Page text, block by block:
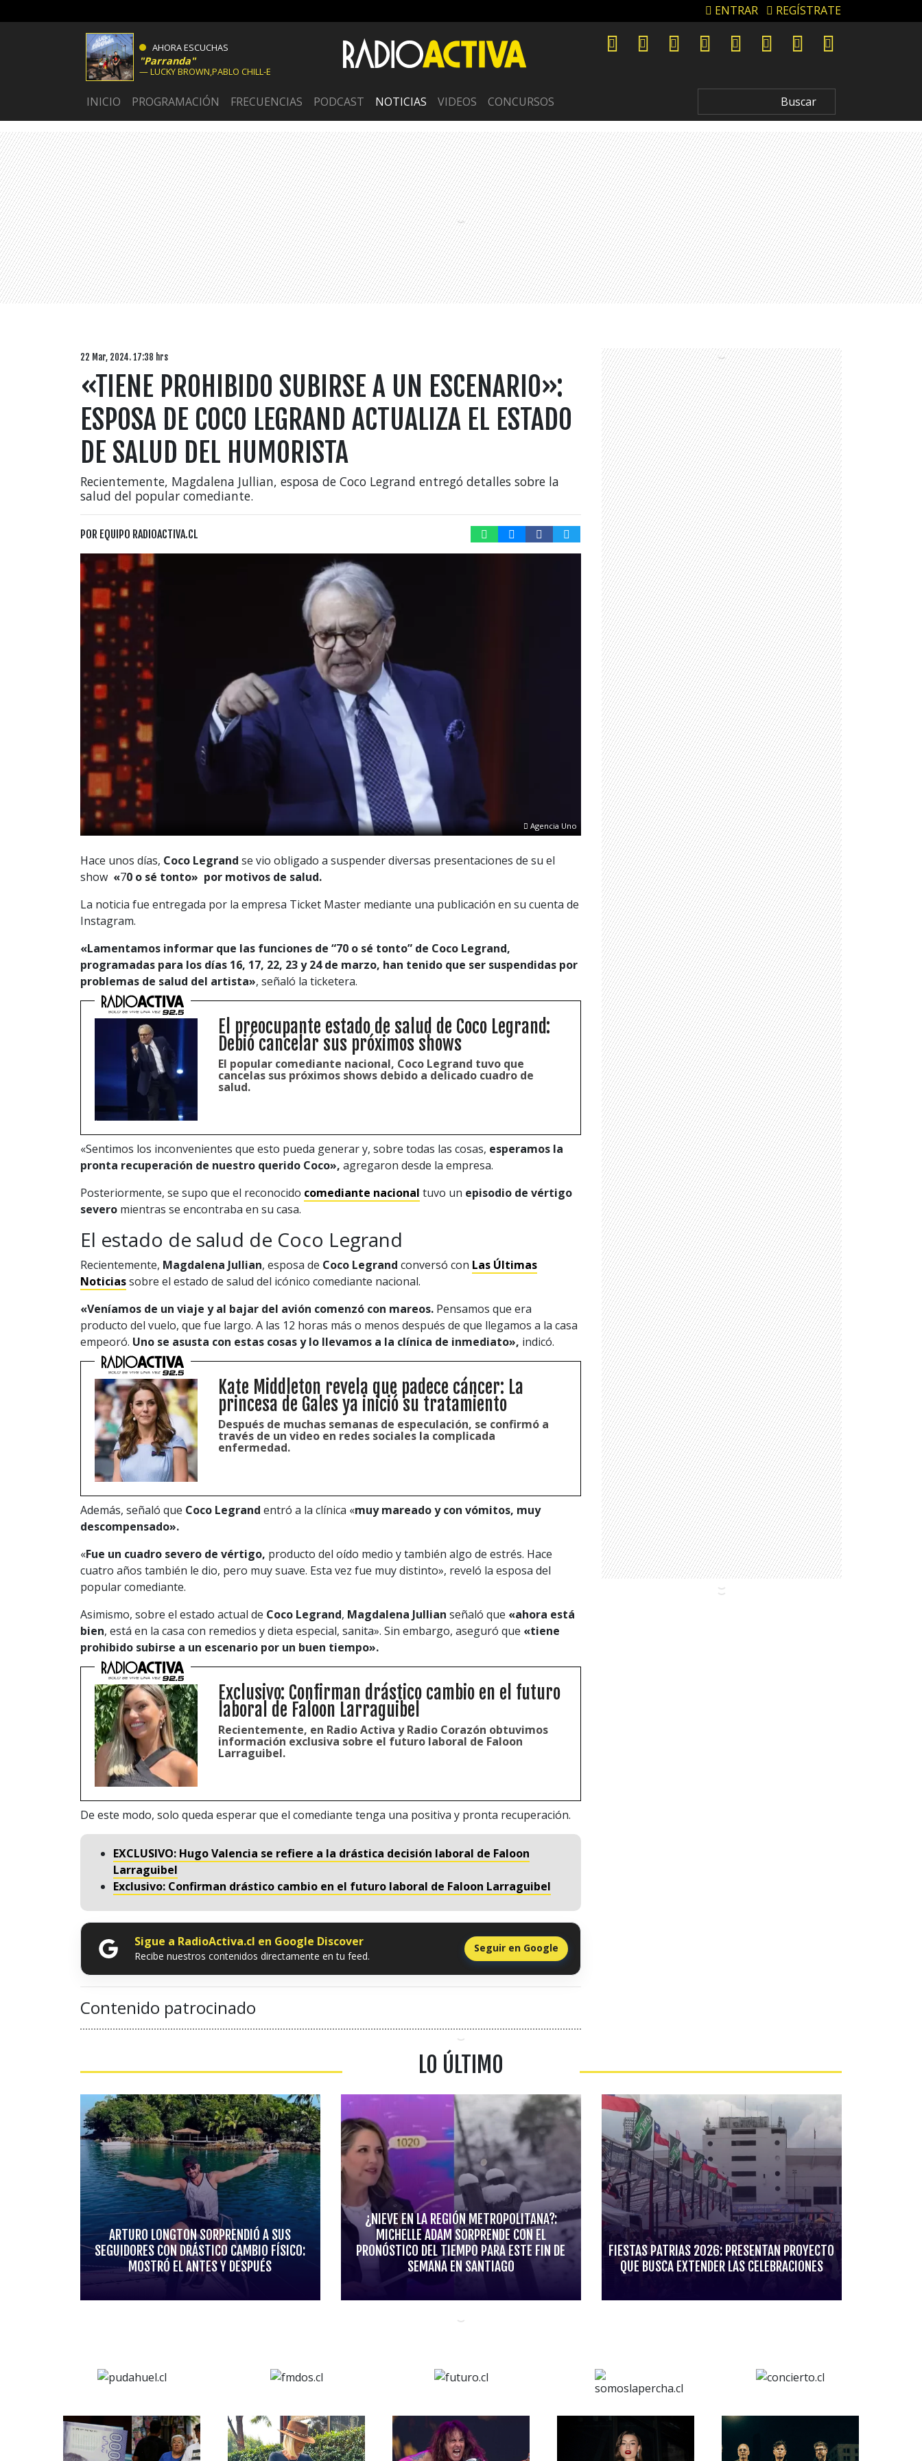
ENTRAR REGÍSTRATE
AHORA ESCUCHAS
Parranda
LUCKY BROWN,PABLO CHILL-E
INICIO PROGRAMACIÓN FRECUENCIAS PODCAST NOTICIAS VIDEOS CONCURSOS
22 Mar, 2024. 17:38 hrs
«TIENE PROHIBIDO SUBIRSE A UN ESCENARIO»:
ESPOSA DE COCO LEGRAND ACTUALIZA EL ESTADO
DE SALUD DEL HUMORISTA
Recientemente, Magdalena Jullian, esposa de Coco Legrand entregó detalles sobre la
salud del popular comediante.
POR EQUIPO RADIOACTIVA.CL
Agencia Uno
Hace unos días, Coco Legrand se vio obligado a suspender diversas presentaciones de su el
show «70 o sé tonto» por motivos de salud.
La noticia fue entregada por la empresa Ticket Master mediante una publicación en su cuenta de
Instagram.
«Lamentamos informar que las funciones de “70 o sé tonto” de Coco Legrand,
programadas para los días 16, 17, 22, 23 y 24 de marzo, han tenido que ser suspendidas por
problemas de salud del artista», señaló la ticketera.
El preocupante estado de salud de Coco Legrand:
Debió cancelar sus próximos shows
El popular comediante nacional, Coco Legrand tuvo que
cancelas sus próximos shows debido a delicado cuadro de
salud.
«Sentimos los inconvenientes que esto pueda generar y, sobre todas las cosas, esperamos la
pronta recuperación de nuestro querido Coco», agregaron desde la empresa.
Posteriormente, se supo que el reconocido comediante nacional tuvo un episodio de vértigo
severo mientras se encontraba en su casa.
El estado de salud de Coco Legrand
Recientemente, Magdalena Jullian, esposa de Coco Legrand conversó con Las Últimas
Noticiassobre el estado de salud del icónico comediante nacional.
«Veníamos de un viaje y al bajar del avión comenzó con mareos. Pensamos que era
producto del vuelo, que fue largo. A las 12 horas más o menos después de que llegamos a la casa
empeoró. Uno se asusta con estas cosas y lo llevamos a la clínica de inmediato», indicó.
Kate Middleton revela que padece cáncer: La
princesa de Gales ya inició su tratamiento
Después de muchas semanas de especulación, se confirmó a
través de un video en redes sociales la complicada
enfermedad.
Además, señaló que Coco Legrand entró a la clínica «muy mareado y con vómitos, muy
descompensado».
«Fue un cuadro severo de vértigo, producto del oído medio y también algo de estrés. Hace
cuatro años también le dio, pero muy suave. Esta vez fue muy distinto», reveló la esposa del
popular comediante.
Asimismo, sobre el estado actual de Coco Legrand, Magdalena Jullian señaló que «ahora está
bien, está en la casa con remedios y dieta especial, sanita». Sin embargo, aseguró que «tiene
prohibido subirse a un escenario por un buen tiempo».
Exclusivo: Confirman drástico cambio en el futuro
laboral de Faloon Larraguibel
Recientemente, en Radio Activa y Radio Corazón obtuvimos
información exclusiva sobre el futuro laboral de Faloon
Larraguibel.
De este modo, solo queda esperar que el comediante tenga una positiva y pronta recuperación.
EXCLUSIVO: Hugo Valencia se refiere a la drástica decisión laboral de Faloon
Larraguibel
Exclusivo: Confirman drástico cambio en el futuro laboral de Faloon Larraguibel
Sigue a RadioActiva.cl en Google Discover
Recibe nuestros contenidos directamente en tu feed.
Seguir en Google
Contenido patrocinado
LO ÚLTIMO
ARTURO LONGTON SORPRENDIÓ A SUS
SEGUIDORES CON DRÁSTICO CAMBIO FÍSICO:
MOSTRÓ EL ANTES Y DESPUÉS
¿NIEVE EN LA REGIÓN METROPOLITANA?:
MICHELLE ADAM SORPRENDE CON EL
PRONÓSTICO DEL TIEMPO PARA ESTE FIN DE
SEMANA EN SANTIAGO
FIESTAS PATRIAS 2026: PRESENTAN PROYECTO
QUE BUSCA EXTENDER LAS CELEBRACIONES